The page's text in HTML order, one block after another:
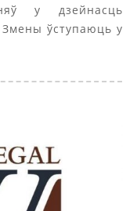
у дзейнасць
ўступаюць у